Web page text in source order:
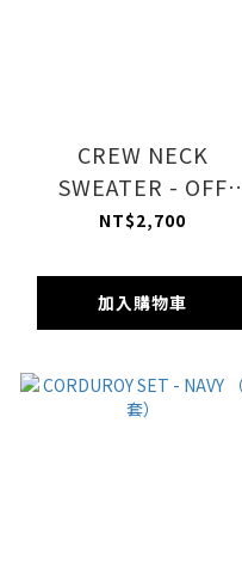
CREW NECK
SWEATER - OFF
WHITE (熱門追加)
NT$2,700
加入購物車